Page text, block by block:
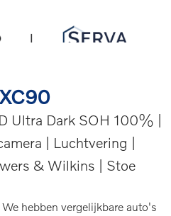
Ultra Dark SOH 100% |
| Luchtvering |
& Wilkins | Stoe
hebben vergelijkbare auto's